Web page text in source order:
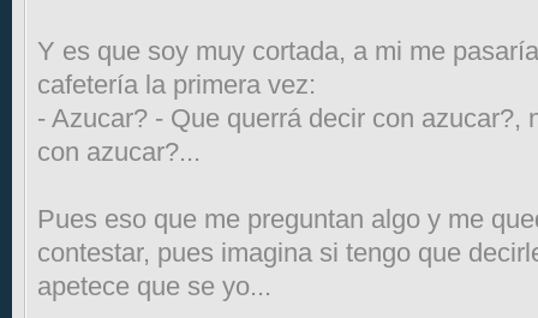
Y es que soy muy cortada, a mi me
cafetería la primera vez:
- Azucar? - Que querrá decir con azucar?,
con azucar?...
Pues eso que me preguntan algo y me
contestar, pues imagina si tengo que
apetece que se yo...